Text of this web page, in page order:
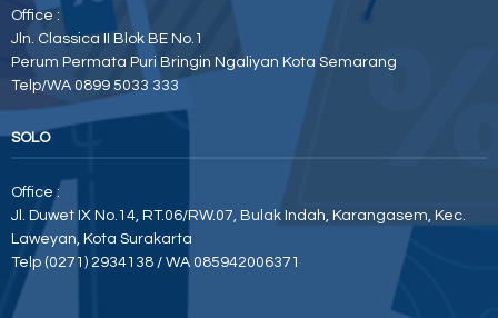
Office :
Jln. Classica II Blok BE No.1
Perum Permata Puri Bringin Ngaliyan Kota Semarang
Telp/WA 0899 5033 333
SOLO
Office :
Jl. Duwet IX No.14, RT.06/RW.07, Bulak Indah, Karangasem, Kec.
Laweyan, Kota Surakarta
Telp (0271) 2934138 / WA 085942006371